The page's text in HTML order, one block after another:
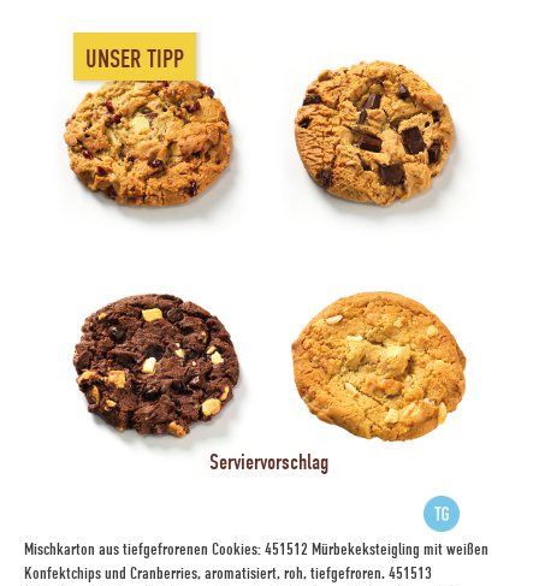
UNSER TIPP
Serviervorschlag
Mischkarton aus tiefgefrorenen Cookies: 451512 Mürbekeksteigling mit weißen
Konfektchips und Cranberries, aromatisiert, roh, tiefgefroren. 451513